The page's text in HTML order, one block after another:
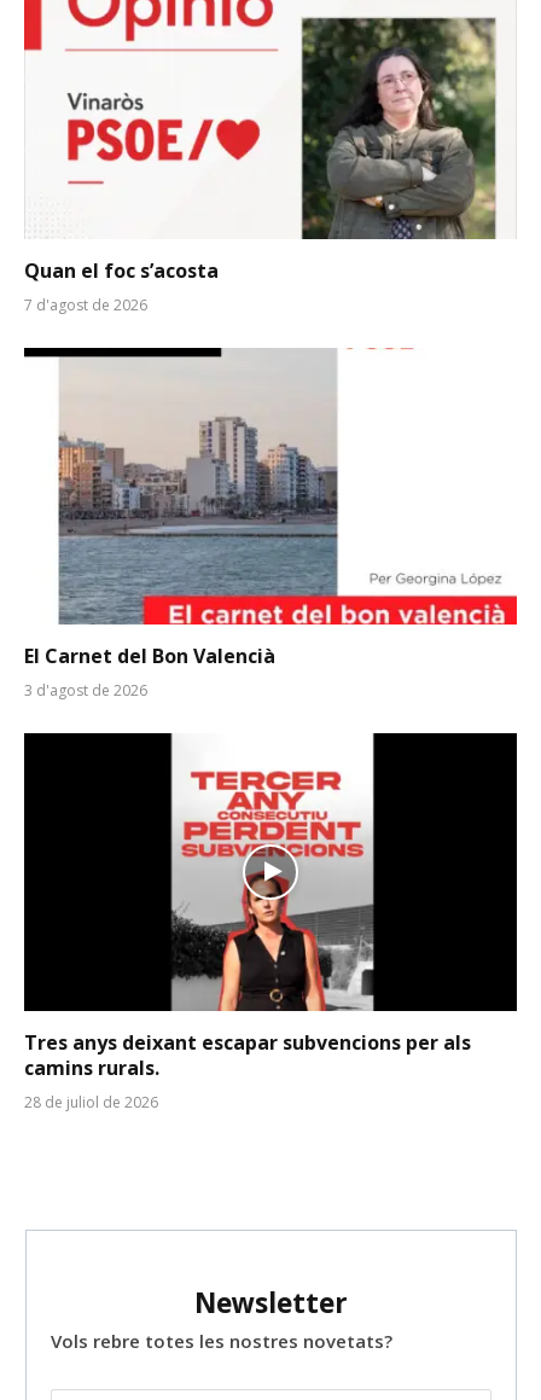
Quan el foc s’acosta
7 d'agost de 2026
El Carnet del Bon Valencià
3 d'agost de 2026
Tres anys deixant escapar subvencions per als
camins rurals.
28 de juliol de 2026
Newsletter
Vols rebre totes les nostres novetats?